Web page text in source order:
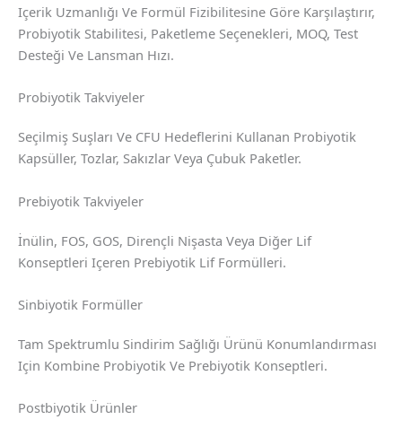
Içerik Uzmanlığı Ve Formül Fizibilitesine Göre Karşılaştırır,
Probiyotik Stabilitesi, Paketleme Seçenekleri, MOQ, Test
Desteği Ve Lansman Hızı.
Probiyotik Takviyeler
Seçilmiş Suşları Ve CFU Hedeflerini Kullanan Probiyotik
Kapsüller, Tozlar, Sakızlar Veya Çubuk Paketler.
Prebiyotik Takviyeler
İnülin, FOS, GOS, Dirençli Nişasta Veya Diğer Lif
Konseptleri Içeren Prebiyotik Lif Formülleri.
Sinbiyotik Formüller
Tam Spektrumlu Sindirim Sağlığı Ürünü Konumlandırması
Için Kombine Probiyotik Ve Prebiyotik Konseptleri.
Postbiyotik Ürünler